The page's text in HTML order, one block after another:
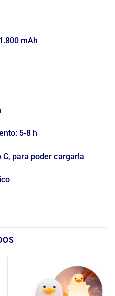
mAh
5-8 h
C, para poder cargarla